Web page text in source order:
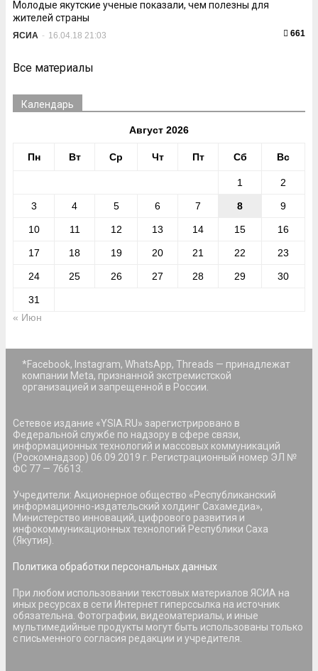
Молодые якутские ученые показали, чем полезны для
жителей страны
ЯСИА - 16.04.18 21:03 661
Все материалы
Календарь
Август 2026
Пн Вт Ср Чт Пт Сб Вс
1 2
3 4 5 6 7 8 9
10 11 12 13 14 15 16
17 18 19 20 21 22 23
24 25 26 27 28 29 30
31
« Июн
*Facebook, Instagram, WhatsApp, Threads — принадлежат
компании Meta, признанной экстремистской
организацией и запрещенной в России.
Сетевое издание «YSIA.RU» зарегистрировано в
Федеральной службе по надзору в сфере связи,
информационных технологий и массовых коммуникаций
(Роскомнадзор) 06.09.2019 г. Регистрационный номер ЭЛ №
ФС 77 — 76613.
Учредители: Акционерное общество «Республиканский
информационно-издательский холдинг Сахамедиа»,
Министерство инноваций, цифрового развития и
инфокоммуникационных технологий Республики Саха
(Якутия).
Политика обработки персональных данных
При любом использовании текстовых материалов ЯСИА на
иных ресурсах в сети Интернет гиперссылка на источник
обязательна. Фотографии, видеоматериалы, и иные
мультимедийные продукты могут быть использованы только
с письменного согласия редакции и учредителя.